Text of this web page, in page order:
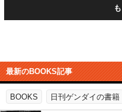
最新のBOOKS記事
BOOKS 日刊ゲンダイの書籍